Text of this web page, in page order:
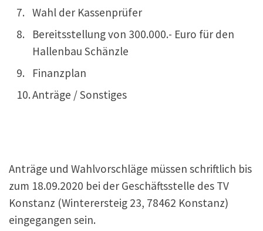
Wahl der Kassenprüfer
Bereitsstellung von 300.000.- Euro für den
Hallenbau Schänzle
Finanzplan
Anträge / Sonstiges
Anträge und Wahlvorschläge müssen schriftlich bis
zum 18.09.2020 bei der Geschäftsstelle des TV
Konstanz (Winterersteig 23, 78462 Konstanz)
eingegangen sein.